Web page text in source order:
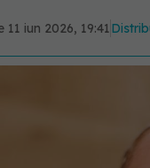
11 iun 2026, 19:41